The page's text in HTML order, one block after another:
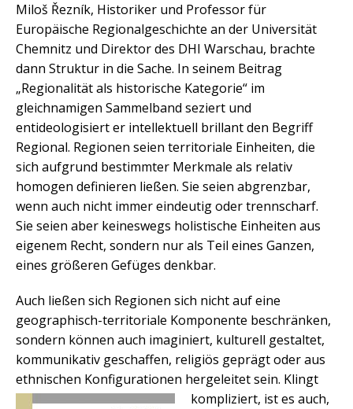
Miloš Řezník, Historiker und Professor für
Europäische Regionalgeschichte an der Universität
Chemnitz und Direktor des DHI Warschau, brachte
dann Struktur in die Sache. In seinem Beitrag
„Regionalität als historische Kategorie“ im
gleichnamigen Sammelband seziert und
entideologisiert er intellektuell brillant den Begriff
Regional. Regionen seien territoriale Einheiten, die
sich aufgrund bestimmter Merkmale als relativ
homogen definieren ließen. Sie seien abgrenzbar,
wenn auch nicht immer eindeutig oder trennscharf.
Sie seien aber keineswegs holistische Einheiten aus
eigenem Recht, sondern nur als Teil eines Ganzen,
eines größeren Gefüges denkbar.
Auch ließen sich Regionen sich nicht auf eine
geographisch-territoriale Komponente beschränken,
sondern können auch imaginiert, kulturell gestaltet,
kommunikativ geschaffen, religiös geprägt oder aus
ethnischen Konfigurationen hergeleitet sein. Klingt
kompliziert, ist es auch,